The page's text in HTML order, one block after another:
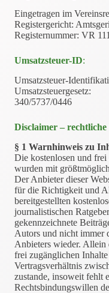
Eingetragen im
Registergericht:
Registernummer: VR
Umsatzsteuer-ID:
Umsatzsteuer-
Umsatzsteuergesetz:
340/5737/0446
Disclaimer – rechtliche
§ 1 Warnhinweis zu
Die kostenlosen und
wurden mit
Der Anbieter dieser
für die Richtigkeit und
bereitgestellten
journalistischen
gekennzeichnete
Autors und nicht immer
Anbieters wieder. Allein
frei zugänglichen
Vertragsverhältnis
zustande, insoweit fehlt
Rechtsbindungswillen